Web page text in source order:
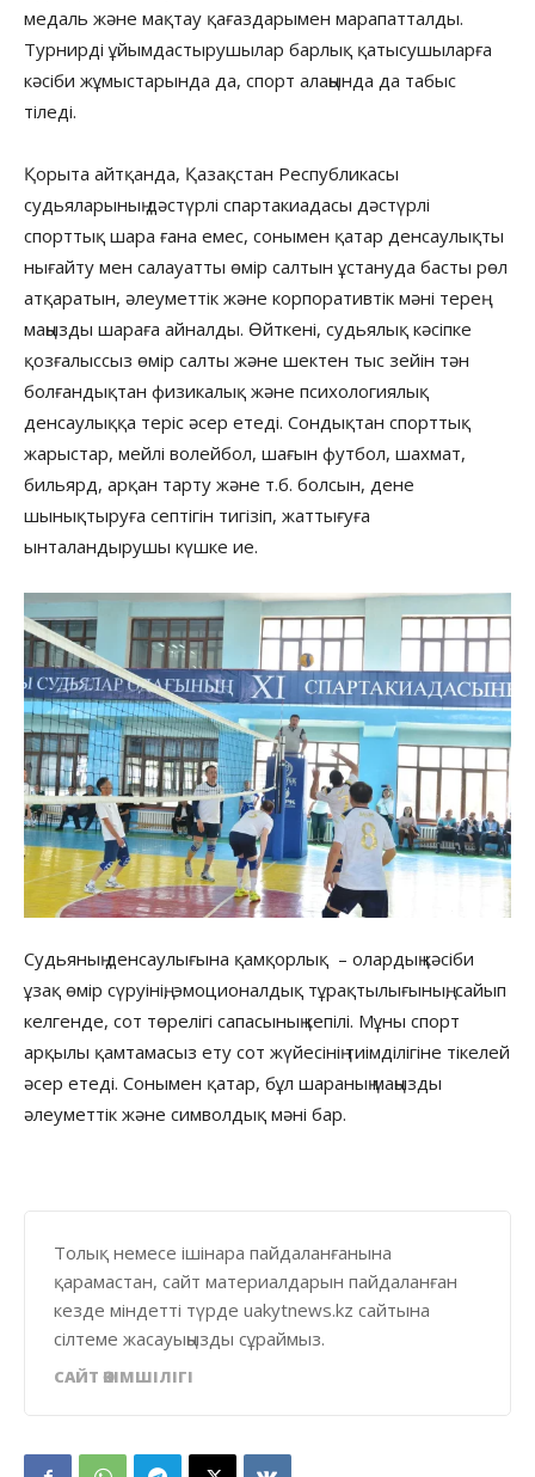
медаль және мақтау қағаздарымен марапатталды.
Турнирді ұйымдастырушылар барлық қатысушыларға
кәсіби жұмыстарында да, спорт алаңында да табыс
тіледі.
Қорыта айтқанда, Қазақстан Республикасы
судьяларының дәстүрлі спартакиадасы дәстүрлі
спорттық шара ғана емес, сонымен қатар денсаулықты
нығайту мен салауатты өмір салтын ұстануда басты рөл
атқаратын, әлеуметтік және корпоративтік мәні терең
маңызды шараға айналды. Өйткені, судьялық кәсіпке
қозғалыссыз өмір салты және шектен тыс зейін тән
болғандықтан физикалық және психологиялық
денсаулыққа теріс әсер етеді. Сондықтан спорттық
жарыстар, мейлі волейбол, шағын футбол, шахмат,
бильярд, арқан тарту және т.б. болсын, дене
шынықтыруға септігін тигізіп, жаттығуға
ынталандырушы күшке ие.
Судьяның денсаулығына қамқорлық – олардың кәсіби
ұзақ өмір сүруінің, эмоционалдық тұрақтылығының, сайып
келгенде, сот төрелігі сапасының кепілі. Мұны спорт
арқылы қамтамасыз ету сот жүйесінің тиімділігіне тікелей
әсер етеді. Сонымен қатар, бұл шараның маңызды
әлеуметтік және символдық мәні бар.
Толық немесе ішінара пайдаланғанына
қарамастан, сайт материалдарын пайдаланған
кезде міндетті түрде uakytnews.kz сайтына
сілтеме жасауыңызды сұраймыз.
САЙТ ӘКІМШІЛІГІ